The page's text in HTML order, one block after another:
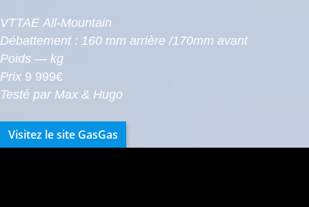
VTTAE All-Mountain
Débattement : 160 mm arrière /170mm avant
Poids — kg
Prix 9 999€
Testé par Max & Hugo
Visitez le site GasGas